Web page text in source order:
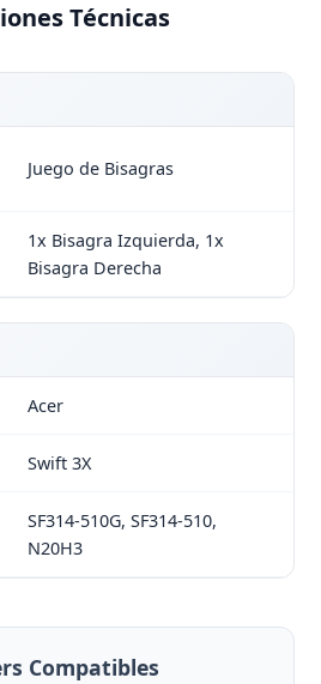
Técnicas
Juego de Bisagras
1x Bisagra Izquierda, 1x
Bisagra Derecha
Acer
Swift 3X
SF314-510G, SF314-510,
N20H3
Compatibles